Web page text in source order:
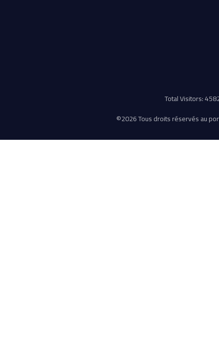
Total Visitors:
©2026 Tous droits réservés au